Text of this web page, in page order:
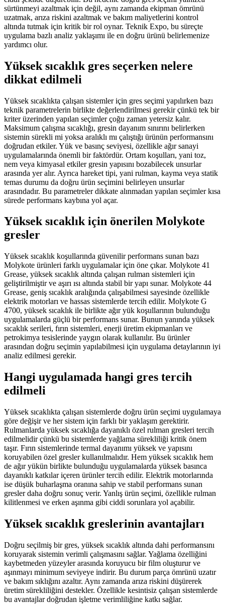
sürtünmeyi azaltmak için değil, aynı zamanda ekipman ömrünü
uzatmak, arıza riskini azaltmak ve bakım maliyetlerini kontrol
altında tutmak için kritik bir rol oynar. Teknik Expo, bu süreçte
uygulama bazlı analiz yaklaşımı ile en doğru ürünü belirlemenize
yardımcı olur.
Yüksek sıcaklık gres seçerken nelere
dikkat edilmeli
Yüksek sıcaklıkta çalışan sistemler için gres seçimi yapılırken bazı
teknik parametrelerin birlikte değerlendirilmesi gerekir çünkü tek bir
kriter üzerinden yapılan seçimler çoğu zaman yetersiz kalır.
Maksimum çalışma sıcaklığı, gresin dayanım sınırını belirlerken
sistemin sürekli mi yoksa aralıklı mı çalıştığı ürünün performansını
doğrudan etkiler. Yük ve basınç seviyesi, özellikle ağır sanayi
uygulamalarında önemli bir faktördür. Ortam koşulları, yani toz,
nem veya kimyasal etkiler gresin yapısını bozabilecek unsurlar
arasında yer alır. Ayrıca hareket tipi, yani rulman, kayma veya statik
temas durumu da doğru ürün seçimini belirleyen unsurlar
arasındadır. Bu parametreler dikkate alınmadan yapılan seçimler kısa
sürede performans kaybına yol açar.
Yüksek sıcaklık için önerilen Molykote
gresler
Yüksek sıcaklık koşullarında güvenilir performans sunan bazı
Molykote ürünleri farklı uygulamalar için öne çıkar. Molykote 41
Grease, yüksek sıcaklık altında çalışan rulman sistemleri için
geliştirilmiştir ve aşırı ısı altında stabil bir yapı sunar. Molykote 44
Grease, geniş sıcaklık aralığında çalışabilmesi sayesinde özellikle
elektrik motorları ve hassas sistemlerde tercih edilir. Molykote G
4700, yüksek sıcaklık ile birlikte ağır yük koşullarının bulunduğu
uygulamalarda güçlü bir performans sunar. Bunun yanında yüksek
sıcaklık serileri, fırın sistemleri, enerji üretim ekipmanları ve
petrokimya tesislerinde yaygın olarak kullanılır. Bu ürünler
arasından doğru seçimin yapılabilmesi için uygulama detaylarının iyi
analiz edilmesi gerekir.
Hangi uygulamada hangi gres tercih
edilmeli
Yüksek sıcaklıkta çalışan sistemlerde doğru ürün seçimi uygulamaya
göre değişir ve her sistem için farklı bir yaklaşım gerektirir.
Rulmanlarda yüksek sıcaklığa dayanıklı özel rulman gresleri tercih
edilmelidir çünkü bu sistemlerde yağlama sürekliliği kritik önem
taşır. Fırın sistemlerinde termal dayanımı yüksek ve yapısını
koruyabilen özel gresler kullanılmalıdır. Hem yüksek sıcaklık hem
de ağır yükün birlikte bulunduğu uygulamalarda yüksek basınca
dayanıklı katkılar içeren ürünler tercih edilir. Elektrik motorlarında
ise düşük buharlaşma oranına sahip ve stabil performans sunan
gresler daha doğru sonuç verir. Yanlış ürün seçimi, özellikle rulman
kilitlenmesi ve erken aşınma gibi ciddi sorunlara yol açabilir.
Yüksek sıcaklık greslerinin avantajları
Doğru seçilmiş bir gres, yüksek sıcaklık altında dahi performansını
koruyarak sistemin verimli çalışmasını sağlar. Yağlama özelliğini
kaybetmeden yüzeyler arasında koruyucu bir film oluşturur ve
aşınmayı minimum seviyeye indirir. Bu durum parça ömrünü uzatır
ve bakım sıklığını azaltır. Aynı zamanda arıza riskini düşürerek
üretim sürekliliğini destekler. Özellikle kesintisiz çalışan sistemlerde
bu avantajlar doğrudan işletme verimliliğine katkı sağlar.